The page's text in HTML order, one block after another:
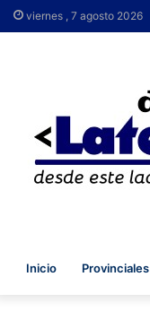
viernes , 7 agosto 2026
Inicio Provinciales